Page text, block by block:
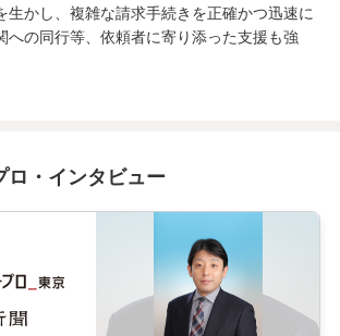
生かし、複雑な請求手続きを正確かつ迅速に
への同行等、依頼者に寄り添った支援も強
ロ・インタビュー